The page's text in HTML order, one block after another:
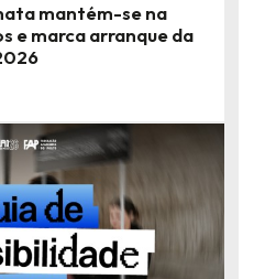
mantém-se na
e marca arranque da